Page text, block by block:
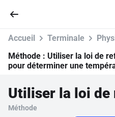
Parcourir
Accueil Terminale
Méthode : Utiliser la loi de
pour déterminer une
Méthode